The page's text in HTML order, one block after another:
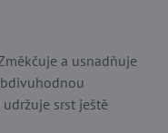
a usnadňuje
srst ještě